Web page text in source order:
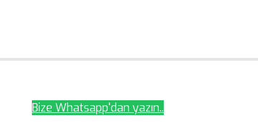
Bize Whatsapp'dan yazın..